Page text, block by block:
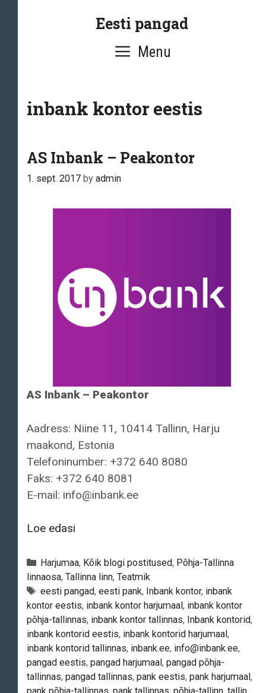
Eesti pangad
Menu
inbank kontor eestis
AS Inbank – Peakontor
1. sept. 2017 by admin
AS Inbank – Peakontor
Aadress: Niine 11, 10414 Tallinn, Harju
maakond, Estonia
Telefoninumber: +372 640 8080
Faks: +372 640 8081
E-mail: info@inbank.ee
Loe edasi
–
Peakontor
Categories
Harjumaa, Kõik blogi postitused, Põhja-Tallinna
linnaosa, Tallinna linn, Teatmik
Tags
eesti pangad, eesti pank, Inbank kontor, inbank
kontor eestis, inbank kontor harjumaal , inbank kontor
põhja-tallinnas, inbank kontor tallinnas, Inbank kontorid,
inbank kontorid eestis, inbank kontorid harjumaal ,
inbank kontorid tallinnas, inbank.ee, info@inbank.ee,
pangad eestis, pangad harjumaal , pangad põhja-
tallinnas, pangad tallinnas, pank eestis, pank harjumaal ,